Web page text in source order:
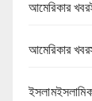
আমেরিকার
আমেরিকার